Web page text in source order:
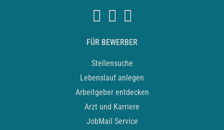
FÜR BEWERBER
Stellensuche
Lebenslauf anlegen
Arbeitgeber entdecken
Arzt und Karriere
JobMail Service